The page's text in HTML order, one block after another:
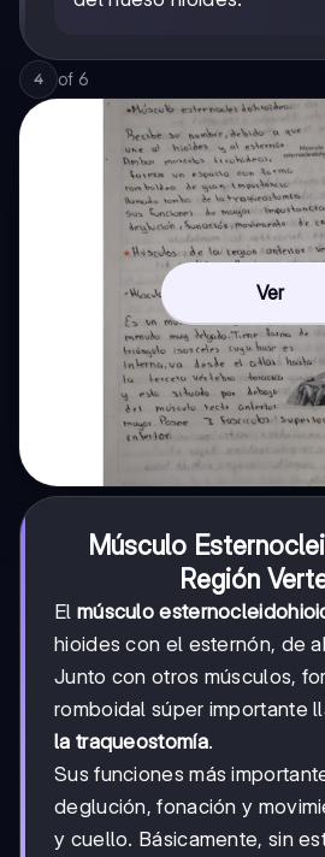
4 of 6
Ver
Músculo
Región
El músculo
hioides con el esternón, de
Junto con otros músculos,
romboidal súper importante
la traqueostomía.
Sus funciones más
deglución, fonación y
y cuello. Básicamente, sin